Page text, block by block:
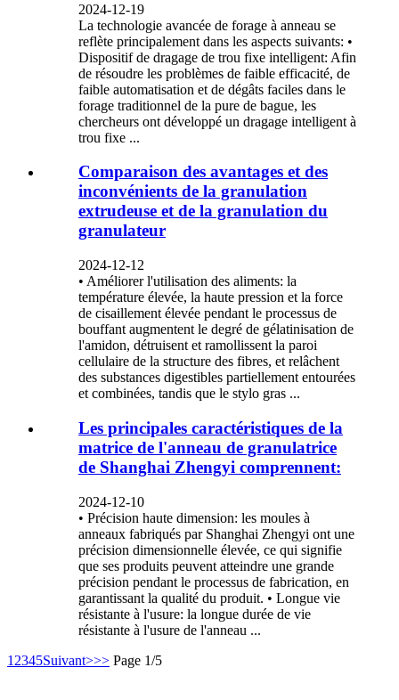
2024-12-19
La technologie avancée de forage à anneau se
reflète principalement dans les aspects suivants: •
Dispositif de dragage de trou fixe intelligent: Afin
de résoudre les problèmes de faible efficacité, de
faible automatisation et de dégâts faciles dans le
forage traditionnel de la pure de bague, les
chercheurs ont développé un dragage intelligent à
trou fixe ...
Comparaison des avantages et des
inconvénients de la granulation
extrudeuse et de la granulation du
granulateur
2024-12-12
• Améliorer l'utilisation des aliments: la
température élevée, la haute pression et la force
de cisaillement élevée pendant le processus de
bouffant augmentent le degré de gélatinisation de
l'amidon, détruisent et ramollissent la paroi
cellulaire de la structure des fibres, et relâchent
des substances digestibles partiellement entourées
et combinées, tandis que le stylo gras ...
Les principales caractéristiques de la
matrice de l'anneau de granulatrice
de Shanghai Zhengyi comprennent:
2024-12-10
• Précision haute dimension: les moules à
anneaux fabriqués par Shanghai Zhengyi ont une
précision dimensionnelle élevée, ce qui signifie
que ses produits peuvent atteindre une grande
précision pendant le processus de fabrication, en
garantissant la qualité du produit. • Longue vie
résistante à l'usure: la longue durée de vie
résistante à l'usure de l'anneau ...
1 2345Suivant>>> Page 1/5